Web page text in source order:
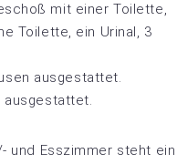
mit einer Toilette,
Toilette, ein Urinal, 3
ausgestattet.
ausgestattet.
und Esszimmer steht ein